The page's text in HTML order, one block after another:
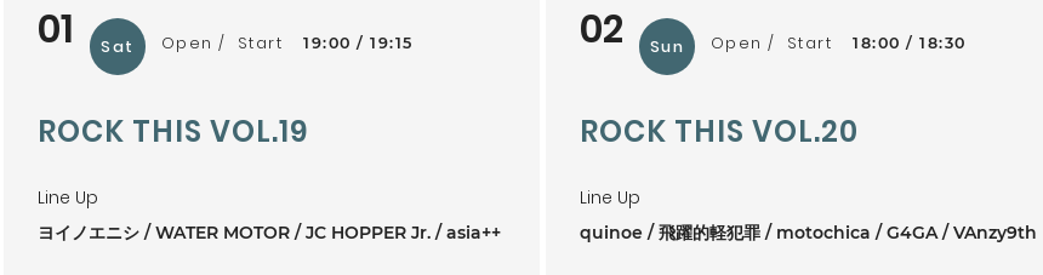
01 Sat Open Start 19:00 19:15
ROCK THIS VOL.19
Line Up
ヨイノエニシ WATER MOTOR JC HOPPER Jr. asia++
02 Sun Open Start 18:00 18:30
ROCK THIS VOL.20
Line Up
quinoe 飛躍的軽犯罪 motochica G4GA VAnzy9th